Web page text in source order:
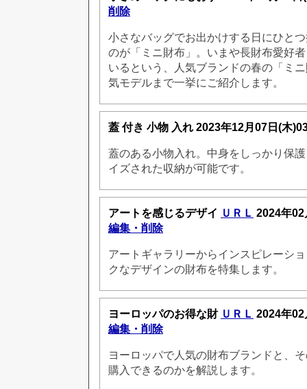
削除
小さなバッグでお出かけする日にひと
のが「ミニ財布」。いまや長財布愛好
いるという、人気ブランドの春の「ミ
気モデルまで一挙にご紹介します。
蓋 付き 小物 入れ 2023年12月07日(木
蓋のある小物入れ。中身をしっかり保
イズされた収納が可能です。
アートを感じるデザイ ＵＲＬ 2024年02
編集・削除
アートギャラリーからインスピレーシ
クなデザインの財布を特集します。
ヨーロッパのお得な財 ＵＲＬ 2024年02
編集・削除
ヨーロッパで人気の財布ブランドと、
購入できるのかを解説します。